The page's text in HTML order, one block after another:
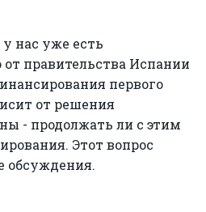
нас уже есть
правительства Испании
первого
от решения
- продолжать ли с этим
Этот вопрос
обсуждения.